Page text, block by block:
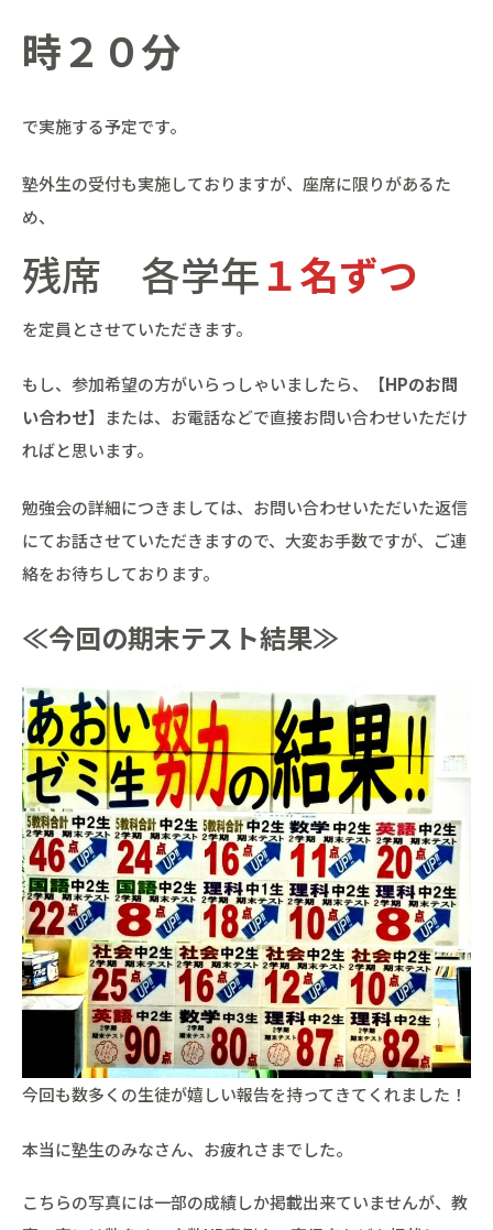
時２０分
で実施する予定です。
塾外生の受付も実施しておりますが、座席に限りがあるた
め、
残席 各学年１名ずつ
を定員とさせていただきます。
もし、参加希望の方がいらっしゃいましたら、【HPのお問
い合わせ】または、お電話などで直接お問い合わせいただけ
ればと思います。
勉強会の詳細につきましては、お問い合わせいただいた返信
にてお話させていただきますので、大変お手数ですが、ご連
絡をお待ちしております。
≪今回の期末テスト結果≫
今回も数多くの生徒が嬉しい報告を持ってきてくれました！
本当に塾生のみなさん、お疲れさまでした。
こちらの写真には一部の成績しか掲載出来ていませんが、教